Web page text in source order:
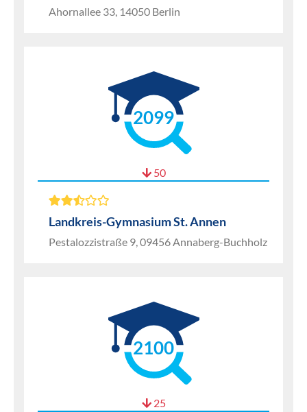
Ahornallee 33, 14050 Berlin
2099
50
Landkreis-Gymnasium St. Annen
Pestalozzistraße 9, 09456 Annaberg-Buchholz
2100
25